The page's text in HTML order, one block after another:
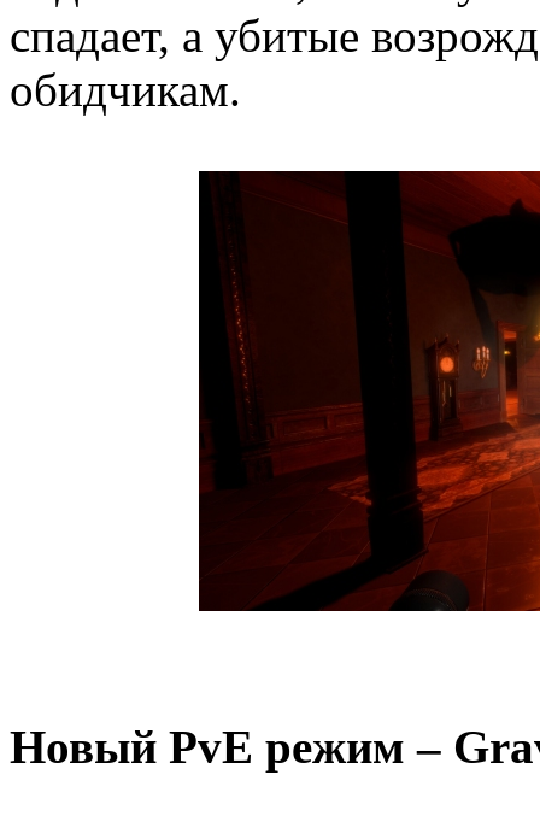
спадает, а убитые
обидчикам.
Новый PvE режим –